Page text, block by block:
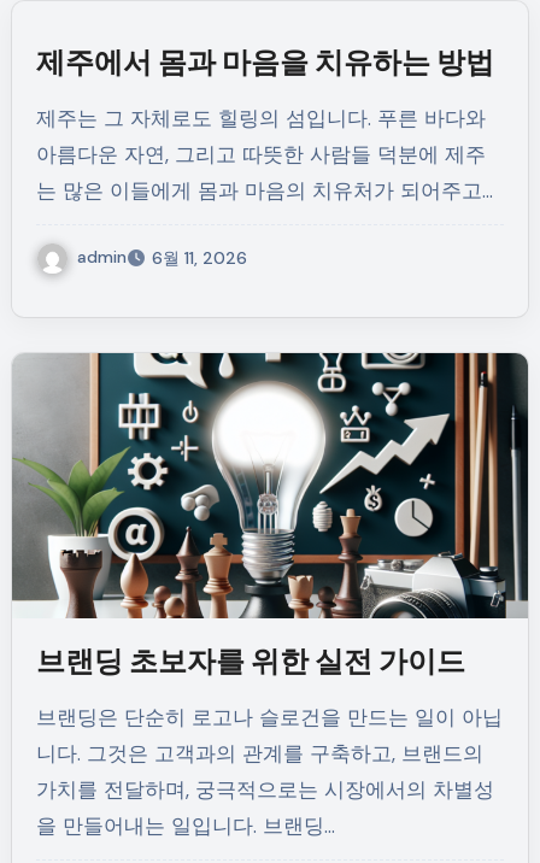
제주에서 몸과 마음을 치유하는 방법
제주는 그 자체로도 힐링의 섬입니다. 푸른 바다와
아름다운 자연, 그리고 따뜻한 사람들 덕분에 제주
는 많은 이들에게 몸과 마음의 치유처가 되어주고…
admin 6월 11, 2026
브랜딩 초보자를 위한 실전 가이드
브랜딩은 단순히 로고나 슬로건을 만드는 일이 아닙
니다. 그것은 고객과의 관계를 구축하고, 브랜드의
가치를 전달하며, 궁극적으로는 시장에서의 차별성
을 만들어내는 일입니다. 브랜딩…